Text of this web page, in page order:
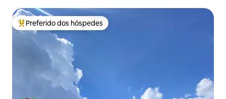
Entre os melhores preferidos dos hóspedes
Preferido dos hóspedes